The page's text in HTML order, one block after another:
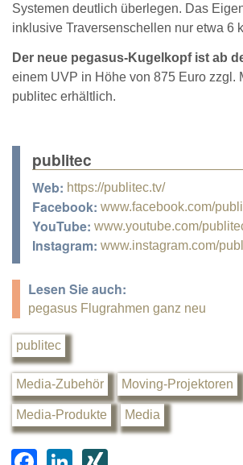
Systemen deutlich überlegen. Das
inklusive Traversenschellen nur etwa 6
Der neue pegasus-Kugelkopf ist ab
einem UVP in Höhe von 875 Euro zzgl.
publitec erhältlich.
publitec
Web: https://publitec.tv/
Facebook: www.facebook.com/
YouTube: www.youtube.com/
Instagram: www.instagram.com/
Lesen Sie auch:
pegasus Flugrahmen ganz neu
publitec
Media-Zubehör Moving-Projektoren
Media-Produkte Media